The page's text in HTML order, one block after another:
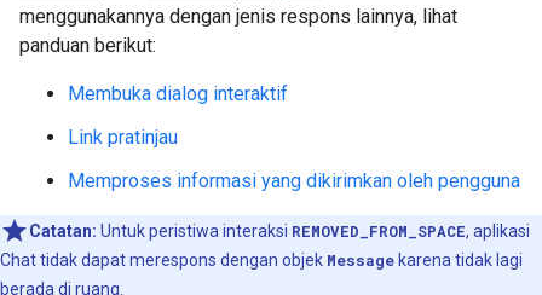
menggunakannya dengan jenis respons lainnya, lihat
panduan berikut:
Membuka dialog interaktif
Link pratinjau
Memproses informasi yang dikirimkan oleh pengguna
Catatan: Untuk peristiwa interaksi REMOVED_FROM_SPACE, aplikasi
Chat tidak dapat merespons dengan objek Message karena tidak lagi
berada di ruang.